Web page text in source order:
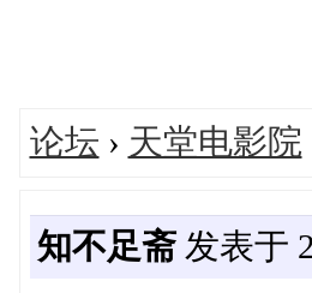
论坛 › 天堂电影院
知不足斋发表于